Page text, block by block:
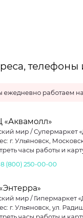
телефоны
работаем
«Аквамолл»
мир / Супермаркет
Адрес: г.
часы работы и
8 (800) 250-00-00
мир / Гипермаркет
г. Ульяновск, ул.